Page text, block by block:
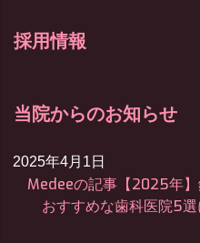
採用情報
当院からのお知らせ
Medeeの記事【2025年
おすすめな歯科医院5選
2025年4月1日